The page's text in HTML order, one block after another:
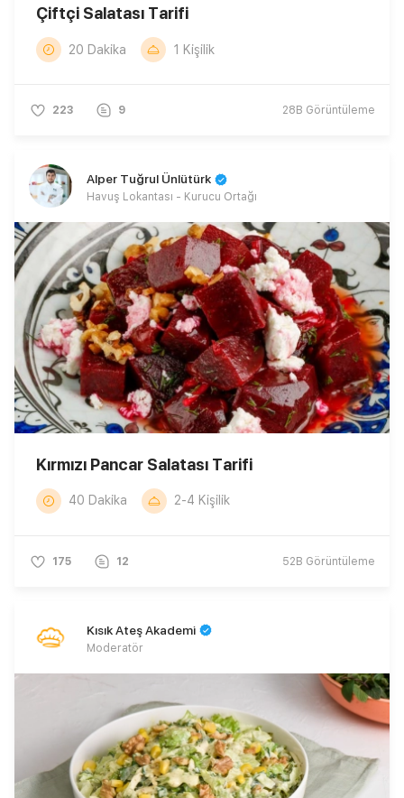
Çiftçi Salatası Tarifi
20 Dakika 1 Kişilik
223 9 28B Görüntüleme
Alper Tuğrul Ünlütürk
Havuş Lokantası - Kurucu Ortağı
Kırmızı Pancar Salatası Tarifi
40 Dakika 2-4 Kişilik
175 12 52B Görüntüleme
Kısık Ateş Akademi
Moderatör